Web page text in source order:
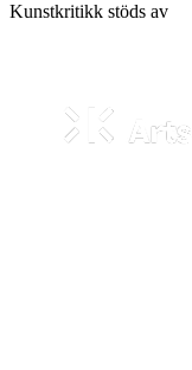
Kunstkritikk stöds av